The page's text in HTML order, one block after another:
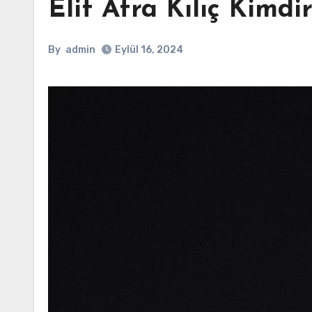
Elif Afra Kılıç Kimdir
By admin Eylül 16, 2024